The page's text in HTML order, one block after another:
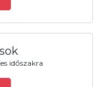
időszakra